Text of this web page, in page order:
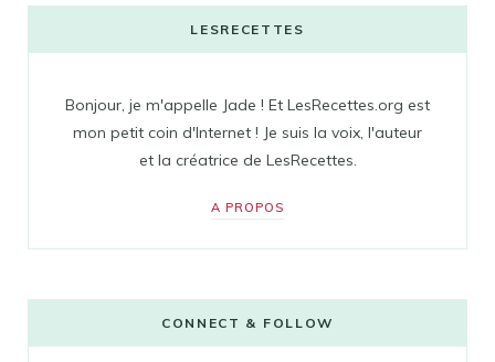
LESRECETTES
Bonjour, je m'appelle Jade ! Et LesRecettes.org est
mon petit coin d'Internet ! Je suis la voix, l'auteur
et la créatrice de LesRecettes.
A PROPOS
CONNECT & FOLLOW